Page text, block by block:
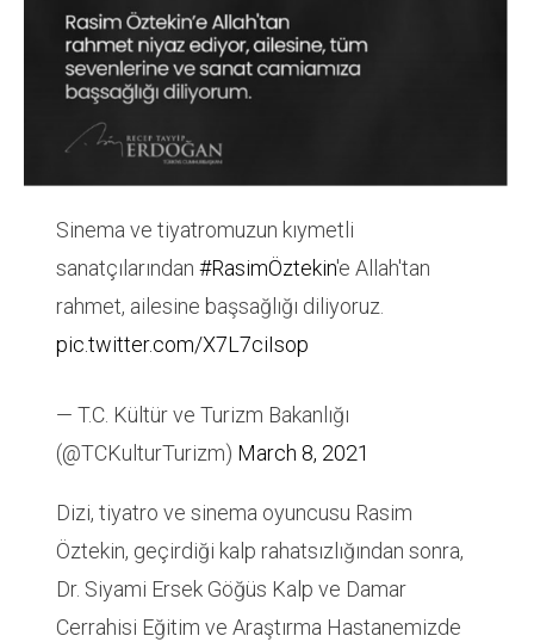
Sinema ve tiyatromuzun kıymetli
sanatçılarından #RasimÖztekin'e Allah'tan
rahmet, ailesine başsağlığı diliyoruz.
pic.twitter.com/X7L7ciIsop
— T.C. Kültür ve Turizm Bakanlığı
(@TCKulturTurizm) March 8, 2021
Dizi, tiyatro ve sinema oyuncusu Rasim
Öztekin, geçirdiği kalp rahatsızlığından sonra,
Dr. Siyami Ersek Göğüs Kalp ve Damar
Cerrahisi Eğitim ve Araştırma Hastanemizde